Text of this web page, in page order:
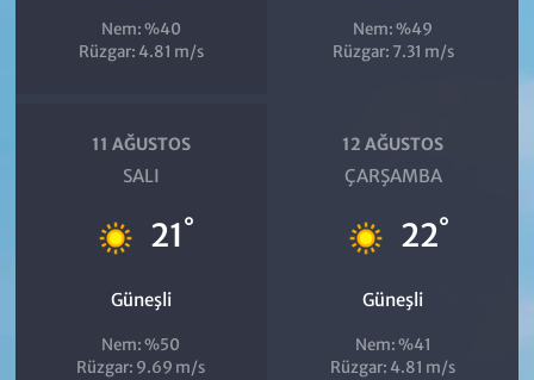
Nem: %40
Rüzgar: 4.81 m/s
Nem: %49
Rüzgar: 7.31 m/s
11 AĞUSTOS
SALI
21°
Güneşli
Nem: %50
Rüzgar: 9.69 m/s
12 AĞUSTOS
ÇARŞAMBA
22°
Güneşli
Nem: %41
Rüzgar: 4.81 m/s